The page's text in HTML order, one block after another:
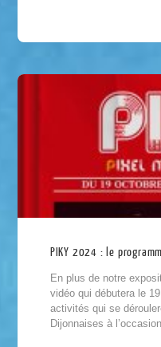
PIKY 2024 : le
En plus de notre
vidéo qui débutera le
activités qui se
Dijonnaises à